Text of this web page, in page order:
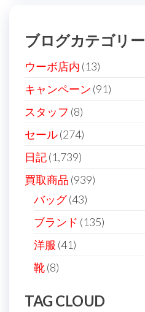
シ
ョ
ン
ブログカテゴリー
ウーボ店内 (13)
キャンペーン (91)
スタッフ (8)
セール(274)
日記(1,739)
買取商品 (939)
バッグ(43)
ブランド (135)
洋服 (41)
靴(8)
TAG CLOUD